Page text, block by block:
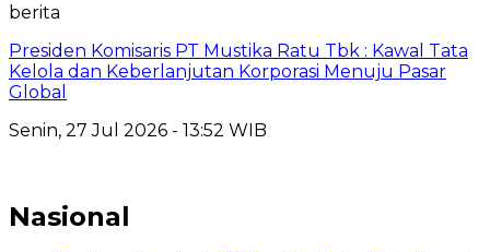
berita
Presiden Komisaris PT Mustika Ratu Tbk : Kawal Tata
Kelola dan Keberlanjutan Korporasi Menuju Pasar
Global
Senin, 27 Jul 2026 - 13:52 WIB
Nasional